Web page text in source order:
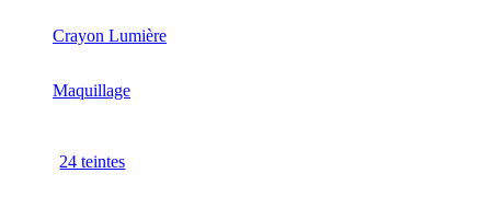
Crayon Lumière
Maquillage
24 teintes